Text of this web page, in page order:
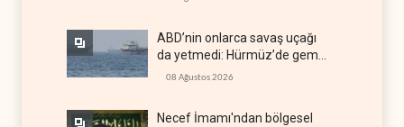
ABD’nin onlarca savaş uçağı
da yetmedi: Hürmüz’de gemi
vuruldu
08 Ağustos 2026
Necef İmamı'ndan bölgesel